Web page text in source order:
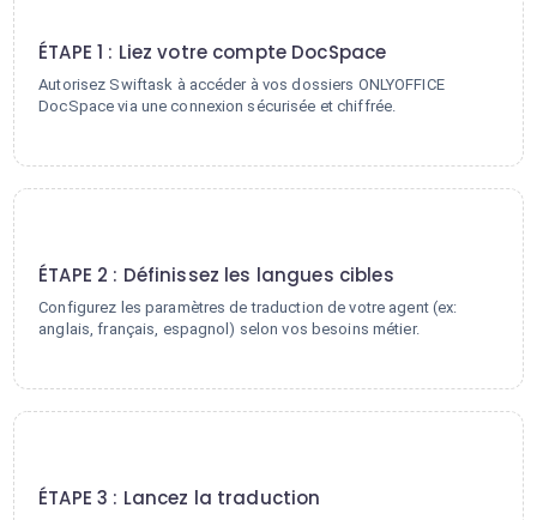
ÉTAPE 1 : Liez votre compte DocSpace
Autorisez Swiftask à accéder à vos dossiers ONLYOFFICE
DocSpace via une connexion sécurisée et chiffrée.
ÉTAPE 2 : Définissez les langues cibles
Configurez les paramètres de traduction de votre agent (ex:
anglais, français, espagnol) selon vos besoins métier.
ÉTAPE 3 : Lancez la traduction